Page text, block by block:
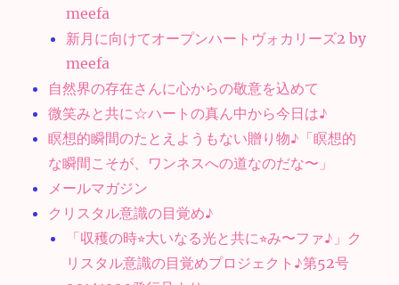
meefa
新月に向けてオープンハートヴォカリーズ2 by
meefa
自然界の存在さんに心からの敬意を込めて
微笑みと共に☆ハートの真ん中から今日は♪
瞑想的瞬間のたとえようもない贈り物♪「瞑想的
な瞬間こそが、ワンネスへの道なのだな〜」
メールマガジン
クリスタル意識の目覚め♪
「収穫の時⭐︎大いなる光と共に⭐︎み〜ファ♪」ク
リスタル意識の目覚めプロジェクト♪第52号